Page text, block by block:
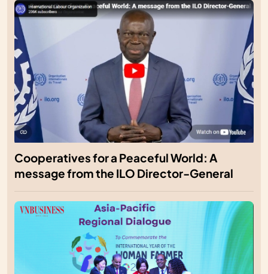
Cooperatives for a Peaceful World: A
message from the ILO Director-General